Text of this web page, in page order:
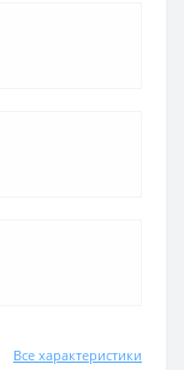
Все характеристики